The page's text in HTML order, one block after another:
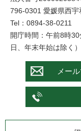
796-0301 愛媛県西宇
Tel：0894-38-0211
開庁時間：午前8時
日、年末年始は除く）
メー